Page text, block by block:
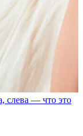
слева — что это